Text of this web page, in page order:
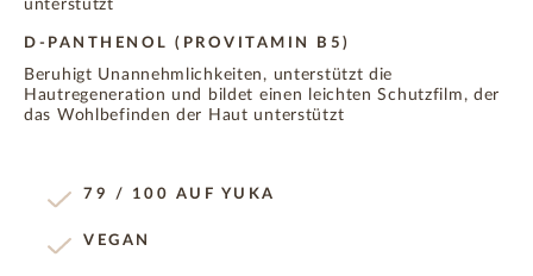
unterstützt
D-PANTHENOL (PROVITAMIN B5)
Beruhigt Unannehmlichkeiten, unterstützt die
Hautregeneration und bildet einen leichten Schutzfilm, der
das Wohlbefinden der Haut unterstützt
79 / 100 AUF YUKA
VEGAN